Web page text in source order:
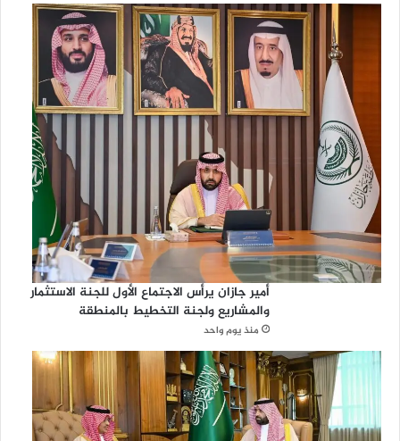
أمير جازان يرأس الاجتماع الأول للجنة الاستثمار
والمشاريع ولجنة التخطيط بالمنطقة
منذ يوم واحد